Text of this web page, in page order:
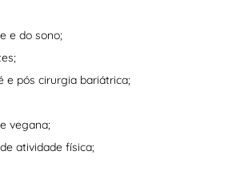
e do sono;
e pós cirurgia bariátrica;
vegana;
atividade física;